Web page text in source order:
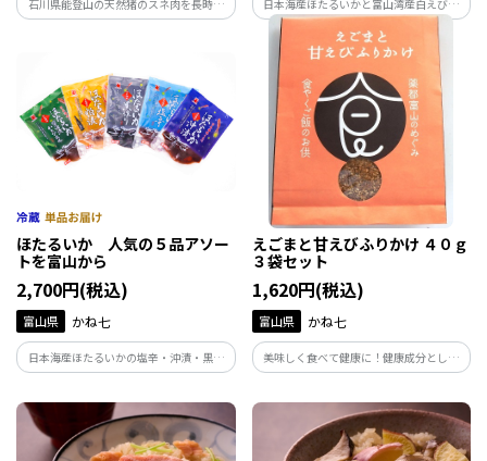
石川県能登山の天然猪のスネ肉を長時間
かけて熟成乾燥させて無添加ジャーキ
日本海産ほたるいかと富山湾産白えびで
作った人気の釜めしの素セットです。 釜
めしをお手軽にご家庭の食卓にぜひどう
ぞ。
ほたるいか 人気の５品アソー
トを富山から
2,700円(税込)
富山県 かね七
日本海産ほたるいかの塩辛・沖漬・黒作
り・粕漬・醤油漬わさび風味が各１袋、
らお届けします。
えごまと甘えびふりかけ ４０ｇ
３袋セット
1,620円(税込)
富山県 かね七
美味しく食べて健康に！健康成分として
注目されるαｰリノレン酸がたっぷりの富
合わせた風味豊かなふりかけを、薬都・
富山からお届けします。